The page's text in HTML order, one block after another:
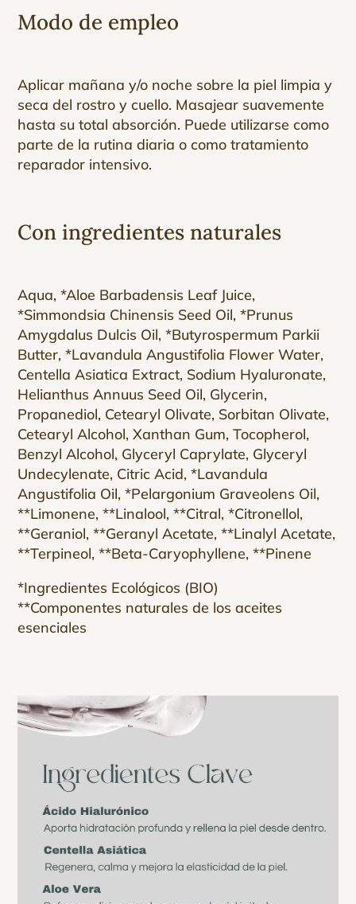
Modo de empleo
Aplicar mañana y/o noche sobre la piel limpia y
seca del rostro y cuello. Masajear suavemente
hasta su total absorción. Puede utilizarse como
parte de la rutina diaria o como tratamiento
reparador intensivo.
Con ingredientes naturales
Aqua, *Aloe Barbadensis Leaf Juice,
*Simmondsia Chinensis Seed Oil, *Prunus
Amygdalus Dulcis Oil, *Butyrospermum Parkii
Butter, *Lavandula Angustifolia Flower Water,
Centella Asiatica Extract, Sodium Hyaluronate,
Helianthus Annuus Seed Oil, Glycerin,
Propanediol, Cetearyl Olivate, Sorbitan Olivate,
Cetearyl Alcohol, Xanthan Gum, Tocopherol,
Benzyl Alcohol, Glyceryl Caprylate, Glyceryl
Undecylenate, Citric Acid, *Lavandula
Angustifolia Oil, *Pelargonium Graveolens Oil,
**Limonene, **Linalool, **Citral, *Citronellol,
**Geraniol, **Geranyl Acetate, **Linalyl Acetate,
**Terpineol, **Beta-Caryophyllene, **Pinene
*Ingredientes Ecológicos (BIO)
**Componentes naturales de los aceites
esenciales